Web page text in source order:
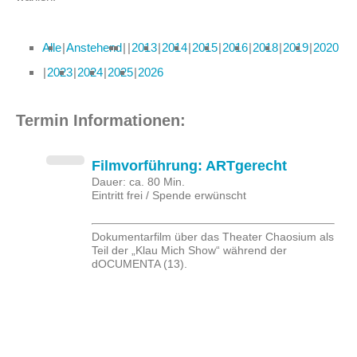
Alle Anstehend 2013 2014 2015 2016 2018 2019 2020
2023 2024 2025 2026
Termin Informationen:
Filmvorführung: ARTgerecht
Dauer: ca. 80 Min.
Eintritt frei / Spende erwünscht
Dokumentarfilm über das Theater Chaosium als
Teil der „Klau Mich Show“ während der
dOCUMENTA (13).